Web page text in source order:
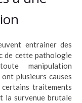
entrainer des
de cette pathologie
manipulation
plusieurs causes
traitements
la survenue brutale